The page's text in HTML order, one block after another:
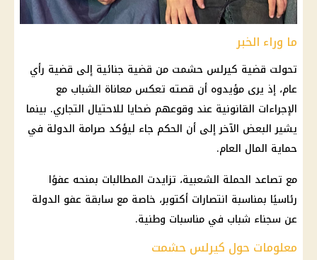
ما وراء الخبر
تحولت قضية كيرلس حشمت من قضية جنائية إلى قضية رأي
عام، إذ يرى مؤيدوه أن قصته تعكس معاناة الشباب مع
الإجراءات القانونية عند وقوعهم ضحايا للاحتيال التجاري. بينما
يشير البعض الآخر إلى أن الحكم جاء ليؤكد صرامة الدولة في
حماية المال العام.
مع تصاعد الحملة الشعبية، تزايدت المطالبات بمنحه عفوًا
رئاسيًا بمناسبة انتصارات أكتوبر، خاصة مع سابقة عفو الدولة
عن سجناء شباب في مناسبات وطنية.
معلومات حول كيرلس حشمت